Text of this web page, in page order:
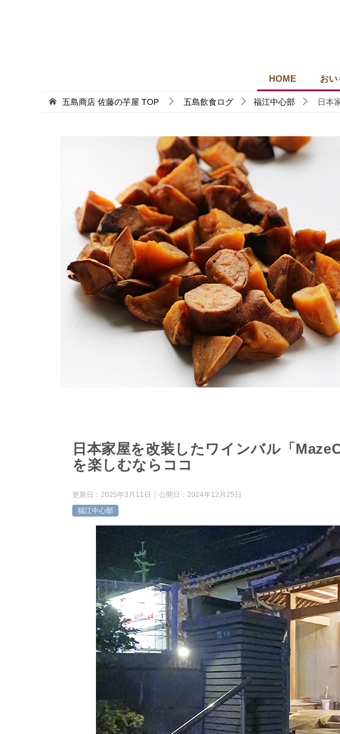
HOME おい
五島商店 佐藤の芋屋 TOP 五島飲食ログ 福江中心部 日本
日本家屋を改装したワインバル「
を楽しむならココ
更新日： 2025年3月11日 公開日： 2024年12月25日
福江中心部